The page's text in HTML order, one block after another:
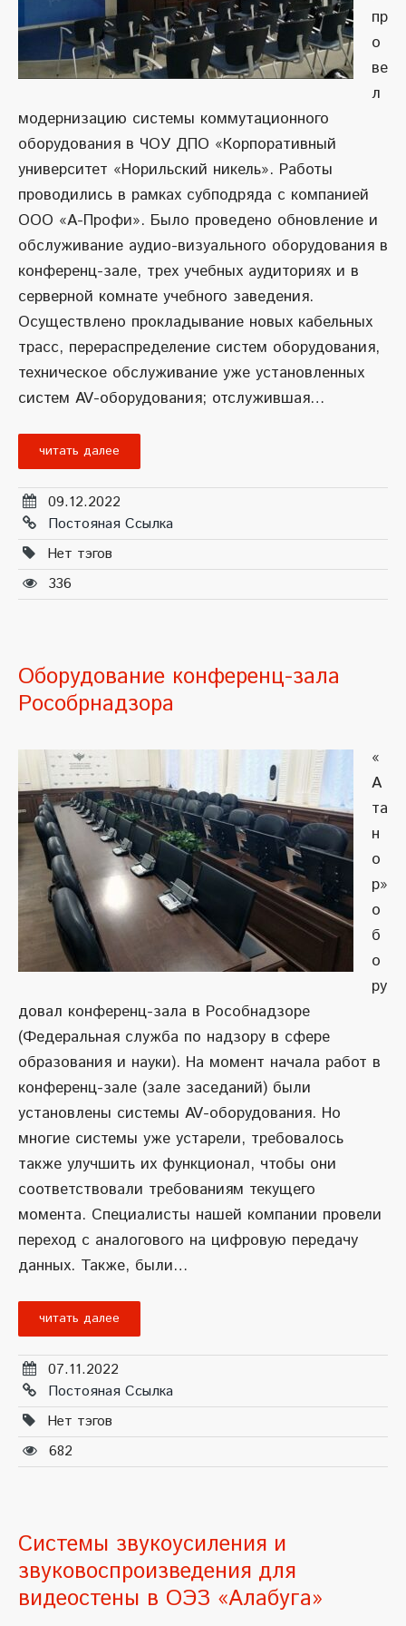
пр
о
ве
л
модернизацию системы коммутационного
оборудования в ЧОУ ДПО «Корпоративный
университет «Норильский никель». Работы
проводились в рамках субподряда с компанией
ООО «А-Профи». Было проведено обновление и
обслуживание аудио-визуального оборудования в
конференц-зале, трех учебных аудиториях и в
серверной комнате учебного заведения.
Осуществлено прокладывание новых кабельных
трасс, перераспределение систем оборудования,
техническое обслуживание уже установленных
систем AV-оборудования; отслужившая…
читать далее
09.12.2022
Постояная Ссылка
Нет тэгов
336
Оборудование конференц-зала
Рособрнадзора
«
А
та
н
о
р»
о
б
о
ру
довал конференц-зала в Рособнадзоре
(Федеральная служба по надзору в сфере
образования и науки). На момент начала работ в
конференц-зале (зале заседаний) были
установлены системы AV-оборудования. Но
многие системы уже устарели, требовалось
также улучшить их функционал, чтобы они
соответствовали требованиям текущего
момента. Специалисты нашей компании провели
переход с аналогового на цифровую передачу
данных. Также, были…
читать далее
07.11.2022
Постояная Ссылка
Нет тэгов
682
Системы звукоусиления и
звуковоспроизведения для
видеостены в ОЭЗ «Алабуга»